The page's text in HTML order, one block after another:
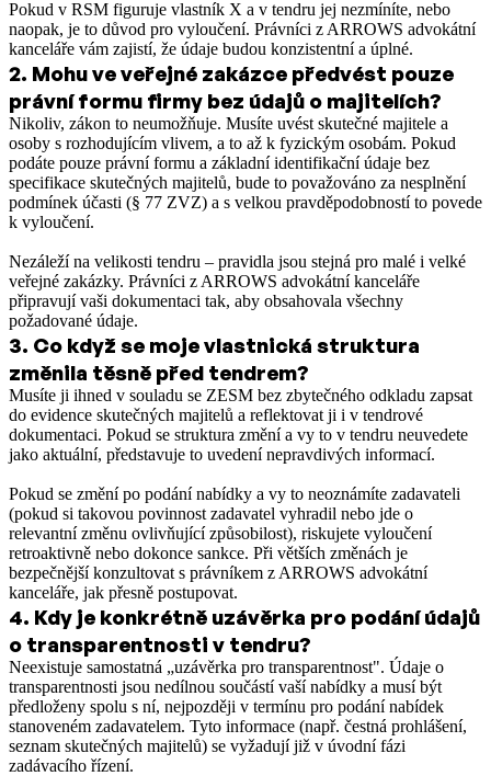
Pokud v RSM figuruje vlastník X a v tendru jej nezmíníte, nebo
naopak, je to důvod pro vyloučení. Právníci z ARROWS advokátní
kanceláře vám zajistí, že údaje budou konzistentní a úplné.
2. Mohu ve veřejné zakázce předvést pouze
právní formu firmy bez údajů o majitelích?
Nikoliv, zákon to neumožňuje. Musíte uvést skutečné majitele a
osoby s rozhodujícím vlivem, a to až k fyzickým osobám. Pokud
podáte pouze právní formu a základní identifikační údaje bez
specifikace skutečných majitelů, bude to považováno za nesplnění
podmínek účasti (§ 77 ZVZ) a s velkou pravděpodobností to povede
k vyloučení.
Nezáleží na velikosti tendru – pravidla jsou stejná pro malé i velké
veřejné zakázky. Právníci z ARROWS advokátní kanceláře
připravují vaši dokumentaci tak, aby obsahovala všechny
požadované údaje.
3. Co když se moje vlastnická struktura
změnila těsně před tendrem?
Musíte ji ihned v souladu se ZESM bez zbytečného odkladu zapsat
do evidence skutečných majitelů a reflektovat ji i v tendrové
dokumentaci. Pokud se struktura změní a vy to v tendru neuvedete
jako aktuální, představuje to uvedení nepravdivých informací.
Pokud se změní po podání nabídky a vy to neoznámíte zadavateli
(pokud si takovou povinnost zadavatel vyhradil nebo jde o
relevantní změnu ovlivňující způsobilost), riskujete vyloučení
retroaktivně nebo dokonce sankce. Při větších změnách je
bezpečnější konzultovat s právníkem z ARROWS advokátní
kanceláře, jak přesně postupovat.
4. Kdy je konkrétně uzávěrka pro podání údajů
o transparentnosti v tendru?
Neexistuje samostatná „uzávěrka pro transparentnost". Údaje o
transparentnosti jsou nedílnou součástí vaší nabídky a musí být
předloženy spolu s ní, nejpozději v termínu pro podání nabídek
stanoveném zadavatelem. Tyto informace (např. čestná prohlášení,
seznam skutečných majitelů) se vyžadují již v úvodní fázi
zadávacího řízení.